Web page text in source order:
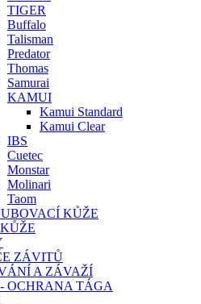
TIGER
Buffalo
Talisman
Predator
Thomas
Samurai
KAMUI
Kamui Standard
Kamui Clear
IBS
Cuetec
Monstar
Molinari
Taom
KŮŽE
ZÁVITŮ
A ZÁVAŽÍ
OCHRANA TÁGA